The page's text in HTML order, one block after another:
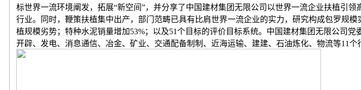
标世界一流环境阐发，拓展“新空间”，并分享了中国建材集团无限公司以世界一流企业扶植引
行业。同时，鞭策扶植集中出产，部门范畴已具有比肩世界一流企业的实力，研究构成包罗规
植规模劣势；特种水泥销量增加53%；以及51个目标的评价目标系统。中国建材集团无限公司
开辟、发电、消息通信、冶金、矿业、交通配备制制、近海运输、建建、石油炼化、物流等11个